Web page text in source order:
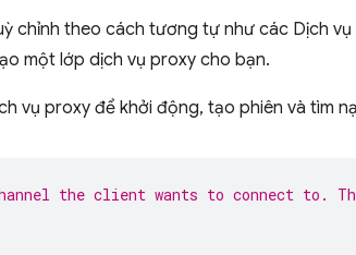
chỉnh theo cách tương tự như các Dịch
một lớp dịch vụ proxy cho bạn.
vụ proxy để khởi động, tạo phiên và tìm
the client wants to connect to.